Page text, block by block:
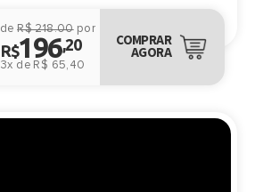
deR$ 218.00por
R$196,20
3x de R$ 65,40
COMPRAR
AGORA